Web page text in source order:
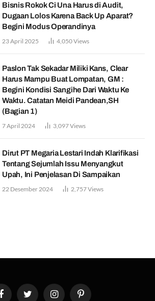
Bisnis Rokok Ci Una Harus di Audit,
Dugaan Lolos Karena Back Up Aparat?
Begini Modus Operandinya
23 April 2025 4,050Views
Paslon Tak Sekadar Miliki Kans, Clear
Harus Mampu Buat Lompatan, GM :
Begini Kondisi Sangihe Dari Waktu Ke
Waktu. Catatan Meidi Pandean,SH
(Bagian 1)
7 April 2024 3,097Views
Dirut PT Megaria Lestari Indah Klarifikasi
Tentang Sejumlah Issu Menyangkut
Upah, Ini Penjelasan Di Sampaikan
22 Desember 2024 2,757Views
FacebookTwitter InstagramPinterest